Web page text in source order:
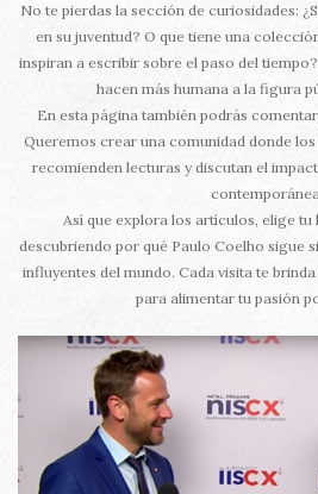
No te pierdas la sección de curiosidades:
en su juventud? O que tiene una
inspiran a escribir sobre el paso del
hacen más humana a la figura
En esta página también podrás
Queremos crear una comunidad donde
recomienden lecturas y discutan el
Así que explora los artículos, elige
descubriendo por qué Paulo Coelho sigue
influyentes del mundo. Cada visita te
para alimentar tu pasión